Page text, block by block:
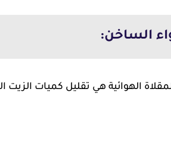
الساخن:
الهوائية هي تقليل كميات